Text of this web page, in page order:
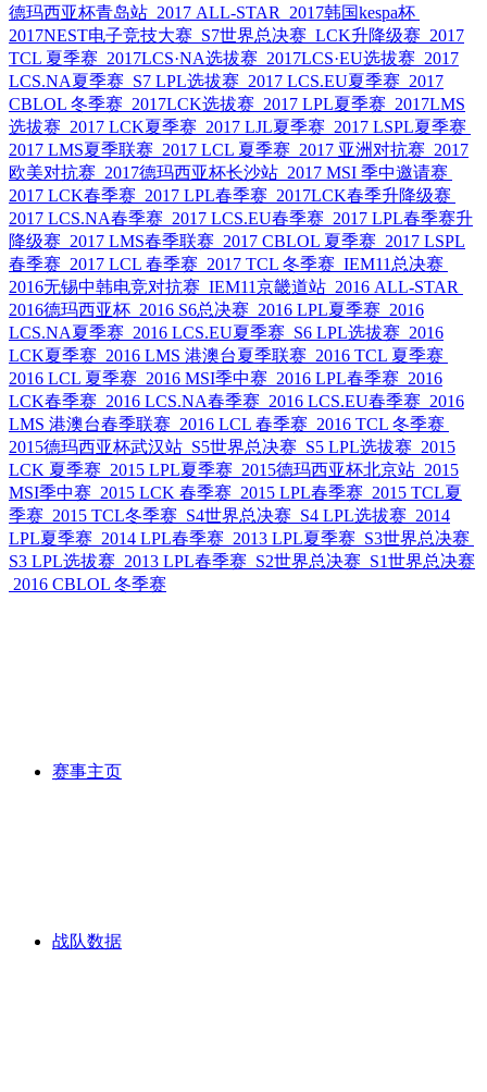
德玛西亚杯青岛站 2017 ALL-STAR
2017韩国kespa杯
2017NEST电子竞技大赛 S7世界总决赛 LCK升降级赛 2017
TCL 夏季赛 2017LCS·NA选拔赛 2017LCS·EU选拔赛 2017
LCS.NA夏季赛 S7 LPL选拔赛 2017 LCS.EU夏季赛 2017
CBLOL 冬季赛 2017LCK选拔赛 2017 LPL夏季赛 2017LMS
选拔赛 2017 LCK夏季赛 2017 LJL夏季赛 2017 LSPL夏季赛
2017 LMS夏季联赛 2017 LCL 夏季赛 2017 亚洲对抗赛 2017
欧美对抗赛 2017德玛西亚杯长沙站 2017 MSI 季中邀请赛
2017 LCK春季赛 2017 LPL春季赛 2017LCK春季升降级赛
2017 LCS.NA春季赛 2017 LCS.EU春季赛 2017 LPL春季赛升
降级赛 2017 LMS春季联赛 2017 CBLOL 夏季赛 2017 LSPL
春季赛 2017 LCL 春季赛 2017 TCL 冬季赛 IEM11总决赛
2016无锡中韩电竞对抗赛 IEM11京畿道站 2016 ALL-STAR
2016德玛西亚杯 2016 S6总决赛 2016 LPL夏季赛 2016
LCS.NA夏季赛 2016 LCS.EU夏季赛 S6 LPL选拔赛 2016
LCK夏季赛 2016 LMS 港澳台夏季联赛 2016 TCL 夏季赛
2016 LCL 夏季赛 2016 MSI季中赛 2016 LPL春季赛 2016
LCK春季赛 2016 LCS.NA春季赛 2016 LCS.EU春季赛 2016
LMS 港澳台春季联赛 2016 LCL 春季赛 2016 TCL 冬季赛
2015德玛西亚杯武汉站 S5世界总决赛 S5 LPL选拔赛 2015
LCK 夏季赛 2015 LPL夏季赛 2015德玛西亚杯北京站 2015
MSI季中赛 2015 LCK 春季赛 2015 LPL春季赛 2015 TCL夏
季赛 2015 TCL冬季赛 S4世界总决赛 S4 LPL选拔赛 2014
LPL夏季赛 2014 LPL春季赛 2013 LPL夏季赛 S3世界总决赛
S3 LPL选拔赛 2013 LPL春季赛 S2世界总决赛 S1世界总决赛
2016 CBLOL 冬季赛
赛事主页
战队数据